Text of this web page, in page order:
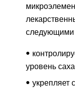
следующими
уровень
укрепляет